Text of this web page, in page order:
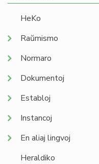
HeKo
Raŭmismo
Normaro
Dokumentoj
Establoj
Instancoj
En aliaj lingvoj
Heraldiko